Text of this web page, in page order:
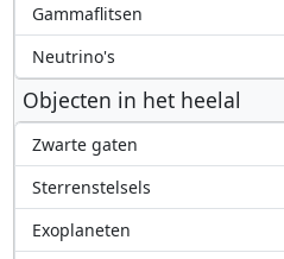
Gammaflitsen
Neutrino's
Objecten in het heelal
Zwarte gaten
Sterrenstelsels
Exoplaneten